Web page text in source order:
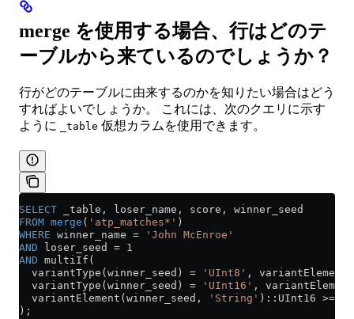
merge を使用する場合、行はどのテ
ーブルから来ているのでしょうか？
行がどのテーブルに由来するのかを知りたい場合はどう
すればよいでしょうか。 これには、次のクエリに示す
ように
_table 仮想カラムを使用できます。
SELECT _table, loser_name, score, winner_seed
FROM merge ( 'atp_matches*' )
WHERE winner_name = 'John McEnroe'
AND loser_seed = 1
AND multiIf(
  variantType(winner_seed)
= 'UInt8' ,
  variantType(winner_seed)
= 'UInt16' ,
  variantElement(winner_seed,
'String' )::UInt16 >=
);